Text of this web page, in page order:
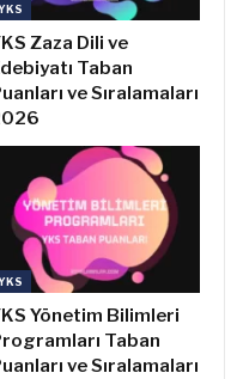
Zaza Dili ve
Taban
ve Sıralamaları
Yönetim Bilimleri
Taban
ve Sıralamaları